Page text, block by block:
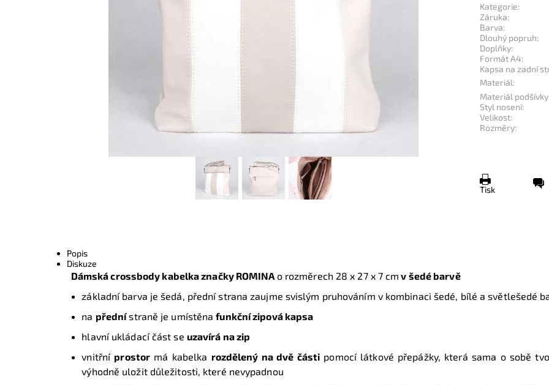
Kategorie:
Záruka:
Barva:
Dlouhý popruh:
Doplňky:
Formát A4:
Kapsa na zadní
Materiál:
Materiál podšívky:
Styl nosení:
Velikost:
Rozměry:
Tisk
Popis
Diskuze
Dámská crossbody kabelka značky ROMINA o rozměrech 28 x 27 x 7 cm v šedé barvě
základní barva je šedá, přední strana zaujme svislým pruhováním v kombinaci šedé, bílé a světlešedé
na přednístraně je umístěnafunkční zipová kapsa
hlavní ukládací část se uzavírá na zip
vnitřní prostor má kabelka rozdělený na dvě části pomocí látkové přepážky, která sama o sobě
výhodně uložit důležitosti, které nevypadnou